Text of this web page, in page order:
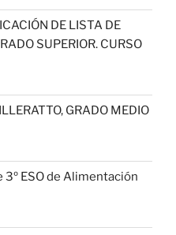
DE LISTA DE
SUPERIOR. CURSO
GRADO MEDIO
ESO de Alimentación